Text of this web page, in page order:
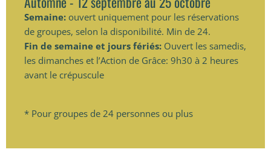
Semaine: ouvert uniquement pour les réservations
de groupes, selon la disponibilité. Min de 24.
Fin de semaine et jours fériés: Ouvert les samedis,
les dimanches et l’Action de Grâce: 9h30 à 2 heures
avant le crépuscule
* Pour groupes de 24 personnes ou plus